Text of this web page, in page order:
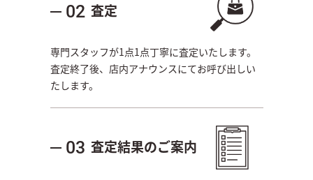
02 査定
専門スタッフが1点1点丁寧に査定いたします。
査定終了後、店内アナウンスにてお呼び出しい
たします。
03 査定結果のご案内